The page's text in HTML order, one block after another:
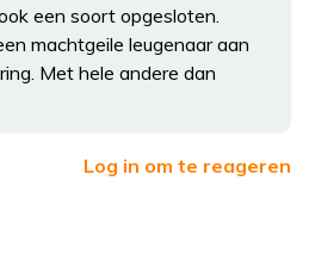
een soort opgesloten.
machtgeile leugenaar aan
Met hele andere dan
Log in om te reageren